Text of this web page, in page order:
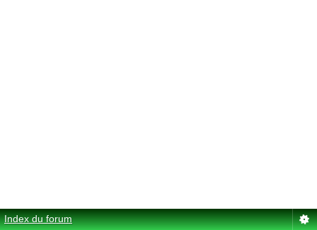
Index du forum